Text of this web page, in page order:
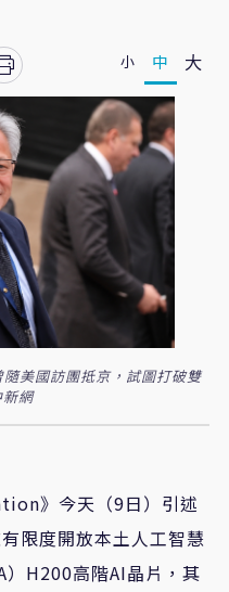
小 中 大
美國訪團抵京，試圖打破雙
網
》今天（9日）引述
限度開放本土人工智慧
）H200高階AI晶片，其